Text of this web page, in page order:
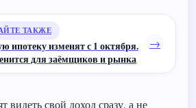
ТАКЖЕ
ипотеку изменят с 1 октября.
для заёмщиков и рынка
→
видеть свой доход сразу, а не